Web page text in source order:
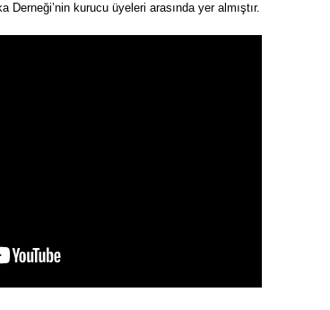
Derneği’nin kurucu üyeleri arasında yer almıştır.